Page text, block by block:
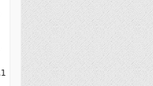
1. سید عبدالرئوف فضل الله (پدر سید محمد حسین)